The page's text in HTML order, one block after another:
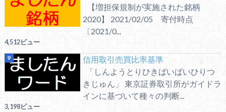
【増担保規制が実施された銘柄
2020】 2021/02/05 寄付時点
〔2021/0...
4,512ビュー
信用取引売買比率基準
「しんようとりひきばいばいひりつ
きじゅん」 東京証券取引所がガイドラ
インに基づいて種々の判断...
3,198ビュー